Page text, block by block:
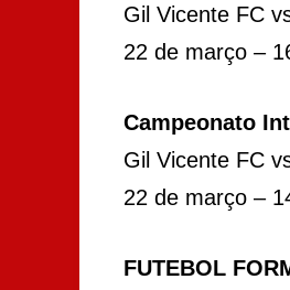
Gil Vicente FC
22 de março –
Campeonato
Gil Vicente FC
22 de março –
FUTEBOL